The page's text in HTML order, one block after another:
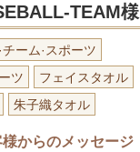
TEAM様
ーム·スポーツ
ツ
フェイスタオル
朱子織タオル
様からのメッセージ